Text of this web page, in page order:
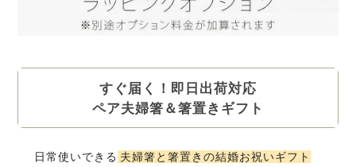
すぐ届く！即日出荷対応
ペア夫婦箸＆箸置きギフト
日常使いできる 夫婦箸と箸置きの結婚お祝いギフト